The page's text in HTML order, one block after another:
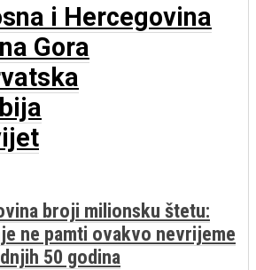
i Hercegovina
Gora
broji milionsku štetu:
ne pamti ovakvo nevrijeme
50 godina